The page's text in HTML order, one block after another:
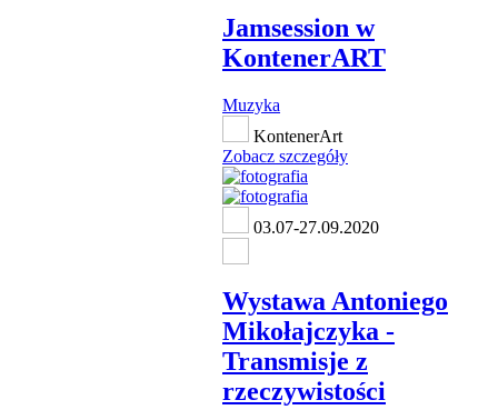
Jamsession w
KontenerART
Muzyka
KontenerArt
Zobacz szczegóły
03.07-27.09.2020
Wystawa Antoniego
Mikołajczyka -
Transmisje z
rzeczywistości